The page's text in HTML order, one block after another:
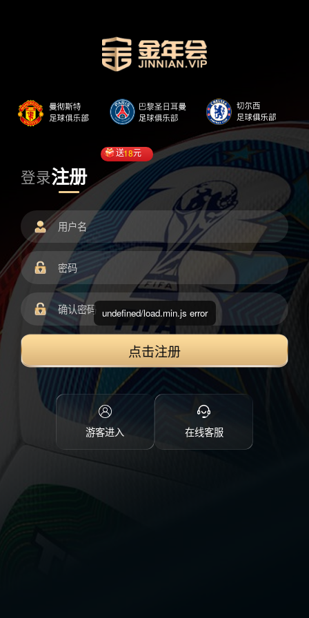
登录注册
送18元
点击注册
游客进入 在线客服
undefined/load.min.js error